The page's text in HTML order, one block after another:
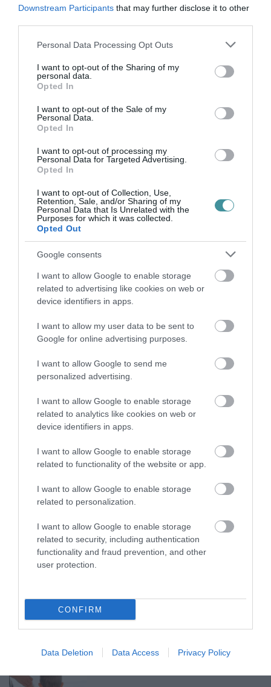
Downstream Participants that may further disclose it to other
Please note that this website/app uses one or more Google
not limited to your visit or usage behaviour. You may click to
grant or deny consent to Google and its third-party tags to
use your data for below specified purposes in below Google
consent section.
Personal Data Processing Opt Outs
I want to opt-out of the Sharing of my
personal data.
Opted In
I want to opt-out of the Sale of my
Personal Data.
Opted In
I want to opt-out of processing my
Personal Data for Targeted Advertising.
Opted In
I want to opt-out of Collection, Use,
Retention, Sale, and/or Sharing of my
Personal Data that Is Unrelated with the
Purposes for which it was collected.
Opted Out
Google consents
I want to allow Google to enable storage
related to advertising like cookies on web or
device identifiers in apps.
I want to allow my user data to be sent to
Google for online advertising purposes.
I want to allow Google to send me
personalized advertising.
I want to allow Google to enable storage
related to analytics like cookies on web or
device identifiers in apps.
I want to allow Google to enable storage
related to functionality of the website or app.
I want to allow Google to enable storage
related to personalization.
I want to allow Google to enable storage
related to security, including authentication
functionality and fraud prevention, and other
user protection.
CONFIRM
Data Deletion Data Access Privacy Policy
fenntartású óvodai körzetek összevonásáról
szóló tervezetet, valamint a Széchenyi utca 4.
szám alatti, egykori óvoda eladásáról is
döntöttek a képviselők.
Továbbá szavaztak egy új utcanévről is: a
tulajdonában lévő utca mentén található több
cég telephelye is, és a FLOTT Szerviz Kft.
képviselője kérelmezte a fióktelepük címének
rendezését. Ennek érdekében terjesztette elő
Dr. Bánhidy Péter jegyző az utca elnevezését,
amelyhez a tulajdonos írásban hozzájárult. Az
önkormányzati rendelet alapján összeült 3 tagú
ad-hoc Utcanév Bizottság az Iparos utca
elnevezést javasolta.
bennünket az EGRI ÜGYEK Google Hírek oldalán!
Legfrissebb híreink
A GYAKORNOKI MUNKA: LEHETŐSÉGEK ÉS
KIHÍVÁSOK A KARRIER KE...
2026. augusztus 09